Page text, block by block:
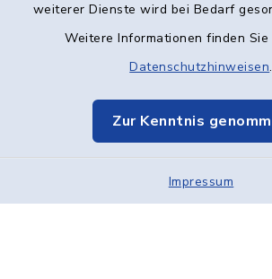
weiterer Dienste wird bei Bedarf
Weitere Informationen finden Sie
Datenschutzhinweisen.
Zur Kenntnis
Impressum
Datenschutz
Elektronische
Sitemap